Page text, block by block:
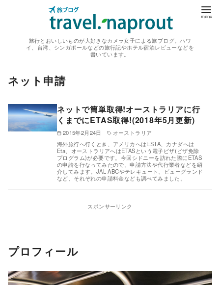
旅行とおいしいものが大好きなカメラ女子による旅ブログ。ハワ
イ、台湾、シンガポールなどの旅行記やホテル宿泊レビューなどを
書いています。
ネット申請
ネットで簡単取得!オーストラリアに行
くまでにETAS取得!(2018年5月更新)
2015年2月24日
オーストラリア
海外旅行へ行くとき、アメリカへはESTA、カナダへは
Eta、オーストラリアへはETASという電子ビザ(ビザ免除
プログラム)が必要です。今回シドニーを訪れた際にETAS
の申請を行なってみたので、申請方法や代行業者などを紹
介してみます。JAL ABCやテレキュート、ビューグランド
など、それぞれの申請料金なども調べてみました。
スポンサーリンク
プロフィール